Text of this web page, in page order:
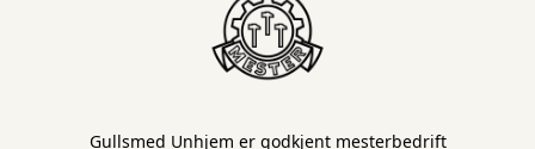
Gullsmed Unhjem er godkjent mesterbedrift